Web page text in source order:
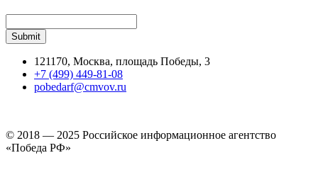
121170, Москва, площадь Победы, 3
+7 (499) 449-81-08
pobedarf@cmvov.ru
© 2018 — 2025 Российское информационное агентство
«Победа РФ»